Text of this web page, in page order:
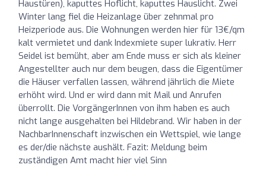
Haustüren), kaputtes Hoflicht, kaputtes Hauslicht. Zwei
Winter lang fiel die Heizanlage über zehnmal pro
Heizperiode aus. Die Wohnungen werden hier für 13€/qm
kalt vermietet und dank Indexmiete super lukrativ. Herr
Seidel ist bemüht, aber am Ende muss er sich als kleiner
Angestellter auch nur dem beugen, dass die Eigentümer
die Häuser verfallen lassen, während jährlich die Miete
erhöht wird. Und er wird dann mit Mail und Anrufen
überrollt. Die VorgängerInnen von ihm haben es auch
nicht lange ausgehalten bei Hildebrand. Wir haben in der
NachbarInnenschaft inzwischen ein Wettspiel, wie lange
es der/die nächste aushält. Fazit: Meldung beim
zuständigen Amt macht hier viel Sinn